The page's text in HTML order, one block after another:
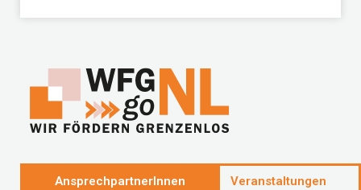
AnsprechpartnerInnen Veranstaltungen